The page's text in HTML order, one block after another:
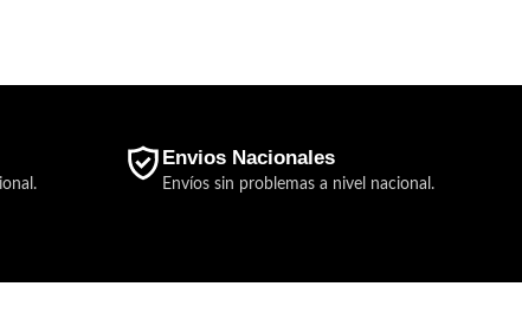
Envios Nacionales
Envíos sin problemas a nivel nacional.